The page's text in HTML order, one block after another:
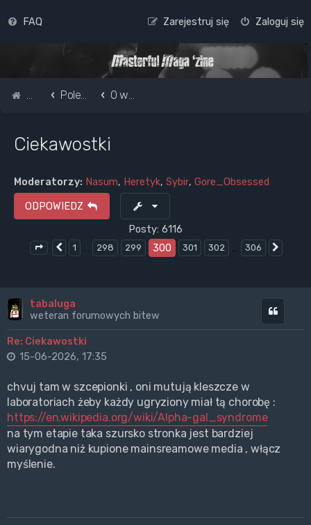
FAQ Zaloguj się
Zarejestruj się
Strona główna
Pole do popisu... O wszystkim i niczym
Ciekawostki
Moderatorzy: Nasum, Heretyk, Sybir, Gore_Obsessed
ODPOWIEDZ
Posty: 6116
Strona 300 z306
Poprzednia
1 … 298 299 300 301 302 … 306
tabaluga
weteran forumowych bitew
Re: Ciekawostki
15-06-2026, 17:35
chvuj tam w szcepionki , oni mutują kleszcze w
laboratoriach żeby każdy ugryziony miał tą chorobę :
https://en.wikipedia.org/wiki/Alpha-gal_syndrome
na tym etapie taka szursko stronka jest bardziej
wiarygodna niż kupione mainsreamowe media , włącz
myślenie.